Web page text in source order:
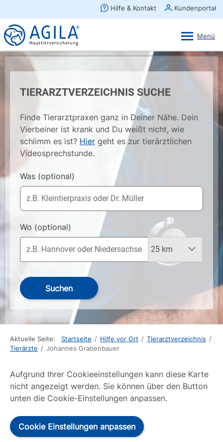
TIERARZTVERZEICHNIS SUCHE
Finde Tierarztpraxen ganz in Deiner Nähe. Dein
Vierbeiner ist krank und Du weißt nicht, wie
schlimm es ist? Hier geht es zur tierärztlichen
Videosprechstunde.
Was (optional)
Wo (optional)
Suchen
Aktuelle Seite: Startseite / Hilfe vor Ort / Tierarztverzeichnis /
Tierärzte / Johannes Grabenbauer
Aufgrund Ihrer Cookieeinstellungen kann diese Karte
nicht angezeigt werden. Sie können über den Button
unten die Cookie-Einstellungen anpassen.
Cookie Einstellungen anpassen
×
AGILA Kunden-App
Gratis - Im Play Store laden
Ansehen